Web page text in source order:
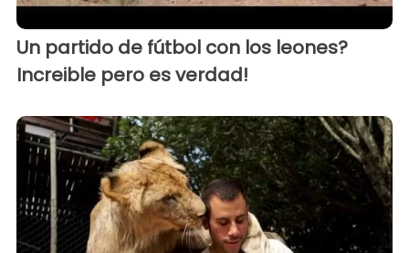
Un partido de fútbol con los leones?
Increible pero es verdad!